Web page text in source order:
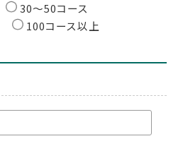
30〜50コース
100コース以上